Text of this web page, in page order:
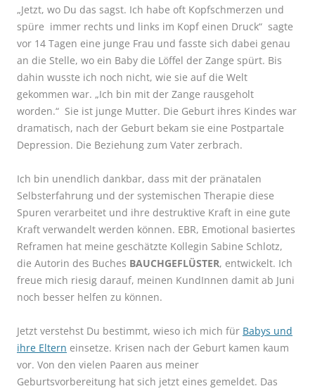
„Jetzt, wo Du das sagst. Ich habe oft Kopfschmerzen und
spüre immer rechts und links im Kopf einen Druck“ sagte
vor 14 Tagen eine junge Frau und fasste sich dabei genau
an die Stelle, wo ein Baby die Löffel der Zange spürt. Bis
dahin wusste ich noch nicht, wie sie auf die Welt
gekommen war. „Ich bin mit der Zange rausgeholt
worden.“ Sie ist junge Mutter. Die Geburt ihres Kindes war
dramatisch, nach der Geburt bekam sie eine Postpartale
Depression. Die Beziehung zum Vater zerbrach.
Ich bin unendlich dankbar, dass mit der pränatalen
Selbsterfahrung und der systemischen Therapie diese
Spuren verarbeitet und ihre destruktive Kraft in eine gute
Kraft verwandelt werden können. EBR, Emotional basiertes
Reframen hat meine geschätzte Kollegin Sabine Schlotz,
die Autorin des Buches BAUCHGEFLÜSTER, entwickelt. Ich
freue mich riesig darauf, meinen KundInnen damit ab Juni
noch besser helfen zu können.
Jetzt verstehst Du bestimmt, wieso ich mich für Babys und
ihre Eltern einsetze. Krisen nach der Geburt kamen kaum
vor. Von den vielen Paaren aus meiner
Geburtsvorbereitung hat sich jetzt eines gemeldet. Das